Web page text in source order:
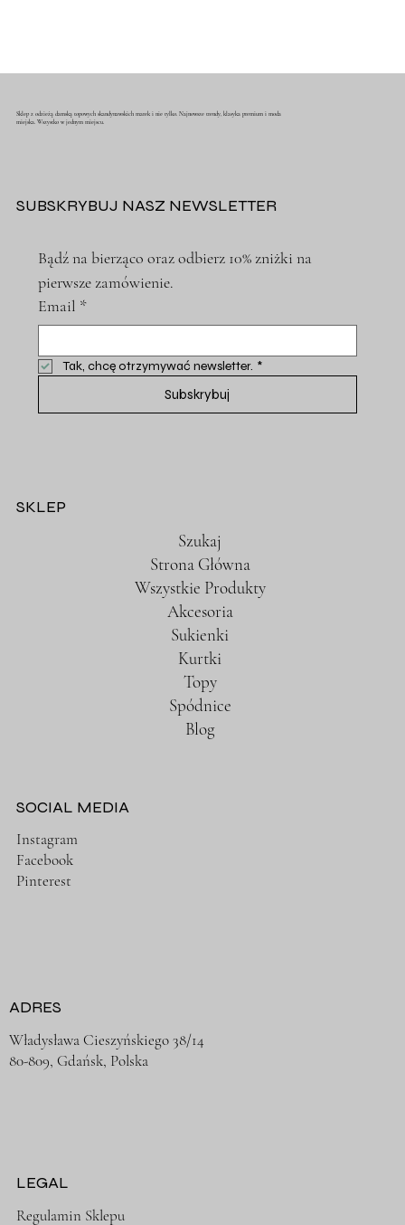
Sklep z odzieżą damską topowych skandynawskich marek i nie tylko. Najnowsze trendy, klasyka premium i moda
miejska. Wszystko w jednym miejscu.
SUBSKRYBUJ NASZ NEWSLETTER
Bądź na bierząco oraz odbierz 10% zniżki na
pierwsze zamówienie.
Email *
Tak, chcę otrzymywać newsletter. *
Subskrybuj
SKLEP
Szukaj
Strona Główna
Wszystkie Produkty
Akcesoria
Sukienki
Kurtki
Topy
Spódnice
Blog
LEGAL
Regulamin Sklepu
ADRES
Władysława Cieszyńskiego 38/14
80-809, Gdańsk, Polska
SOCIAL MEDIA
Instagram
Facebook
Pinterest